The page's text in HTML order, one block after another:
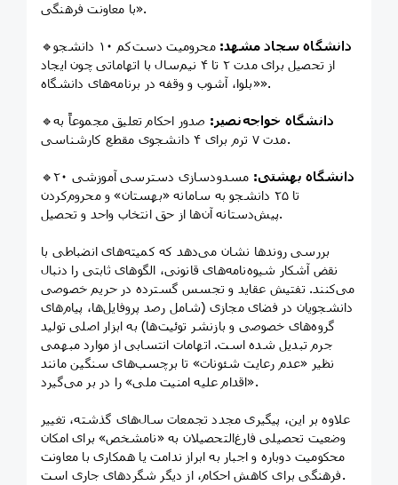
با معاونت فرهنگی».
🔹 دانشگاه سجاد مشهد:
محرومیت دست‌کم ۱۰ دانشجو
از تحصیل برای مدت ۲ تا ۴ نیم‌سال با اتهاماتی چون ایجاد
«بلوا، آشوب و وقفه در برنامه‌های دانشگاه».
🔹 دانشگاه خواجه‌نصیر: صدور احکام تعلیق مجموعاً به
مدت ۷ ترم برای ۴ دانشجوی مقطع کارشناسی.
🔹 دانشگاه بهشتی:
مسدودسازی دسترسی آموزشی ۲۰
تا ۲۵ دانشجو به سامانه «بهستان» و محروم‌کردن
پیش‌دستانه آن‌ها از حق انتخاب واحد و تحصیل.
بررسی روندها نشان می‌دهد که کمیته‌های انضباطی با
نقض آشکار شیوه‌نامه‌های قانونی، الگوهای ثابتی را دنبال
می‌کنند. تفتیش عقاید و تجسس گسترده در حریم خصوصی
دانشجویان در فضای مجازی (شامل رصد پروفایل‌ها، پیام‌های
گروه‌های خصوصی و بازنشر توئیت‌ها) به ابزار اصلی تولید
جرم تبدیل شده است. اتهامات انتسابی از موارد مبهمی
نظیر «عدم رعایت شئونات» تا برچسب‌های سنگین مانند
«اقدام علیه امنیت ملی» را در بر می‌گیرد.
علاوه بر این، پیگیری مجدد تجمعات سال‌های گذشته، تغییر
وضعیت تحصیلی فارغ‌التحصیلان به «نامشخص» برای امکان
محکومیت دوباره و اجبار به ابراز ندامت یا همکاری با معاونت
فرهنگی برای کاهش احکام، از دیگر شگردهای جاری است.